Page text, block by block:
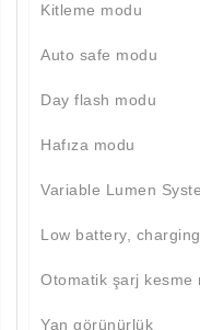
Kitleme modu
Auto safe modu
Day flash modu
Hafıza modu
Variable Lumen
Low battery,
Otomatik şarj kesme
Yan görünürlük